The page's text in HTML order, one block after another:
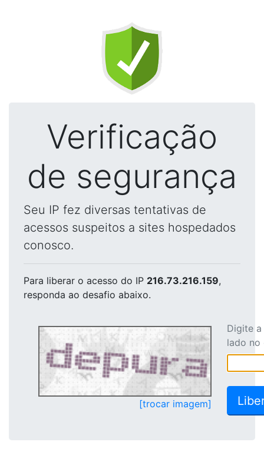
Verificação
de segurança
Seu IP fez diversas tentativas de
acessos suspeitos a sites hospedados
conosco.
Para liberar o acesso do IP 216.73.216.159,
responda ao desafio abaixo.
[trocar imagem]
Digite
lado no